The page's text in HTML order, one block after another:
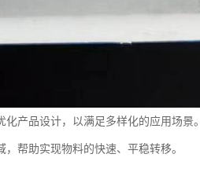
产品设计，以满足多样化的应用场景。
帮助实现物料的快速、平稳转移。